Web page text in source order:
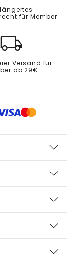
für Member
Versand für
ab 29€